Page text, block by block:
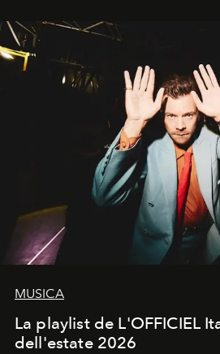
MUSICA
La playlist de L'OFFICIEL
dell'estate 2026